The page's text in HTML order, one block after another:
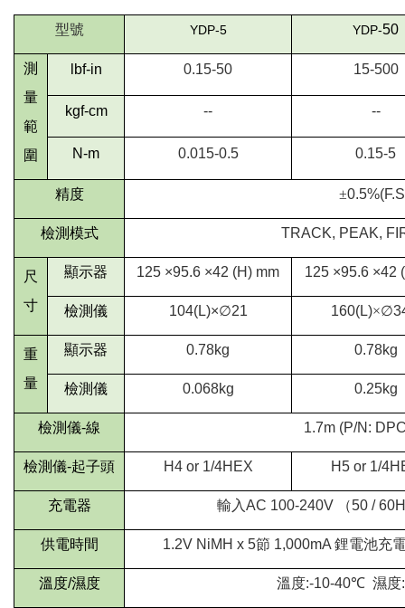
型號 YDP-5 YDP-50
測
量
範
圍
lbf-in 0.15-50 15-500
kgf-cm -- --
N-m 0.015-0.5 0.15-5
精度 ±
檢測模式 TRACK, PEAK,
尺
寸
顯示器 125 ×95.6 ×42 (H) mm 125 ×95.6 ×42
檢測儀 104(L)×∅21 160(L)×∅
重
量
顯示器 0.78kg 0.78kg
檢測儀 0.068kg 0.25kg
檢測儀-線 1.7m (P/N:
檢測儀-起子頭 H4 or 1/4HEX H5 or 1/
充電器 輸入AC 100-240V （50 /
供電時間 1.2V NiMH x 5節 1,000mA 鋰電池充
溫度/濕度 溫度:-10-40℃ 濕度